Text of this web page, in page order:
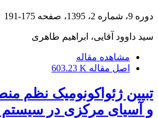
دوره 9، شماره 2، 1395، صفحه 175-191
سید داوود آقایی، ابراهیم طاهری
مشاهده مقاله
اصل مقاله 603.23 K
تبیین ژئواکونومیک نظم
و آسیای مرکزی در سیستم